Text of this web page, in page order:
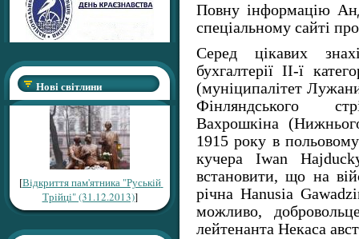
Нові світлини
[Відкриття пам'ятника "Руській
Трійці" (31.12.2013)]
Повну інформацію
спеціальному сайті
Серед цікавих
бухгалтерії II-ї
(муніципалітет
Фінляндського
Вахрошкіна
1915 року в
кучера Iwan
встановити, що на
річна Hanusia
можливо,
лейтенанта Некаса